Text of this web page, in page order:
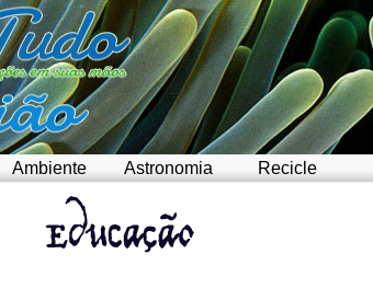
Ambiente Astronomia Recicle